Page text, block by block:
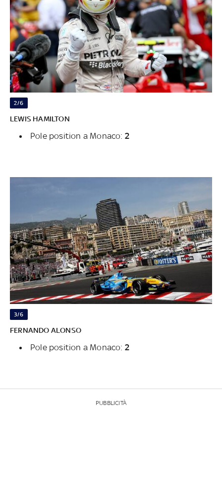
2/6
LEWIS HAMILTON
Pole position a Monaco: 2
3/6
FERNANDO ALONSO
Pole position a Monaco: 2
PUBBLICITÀ